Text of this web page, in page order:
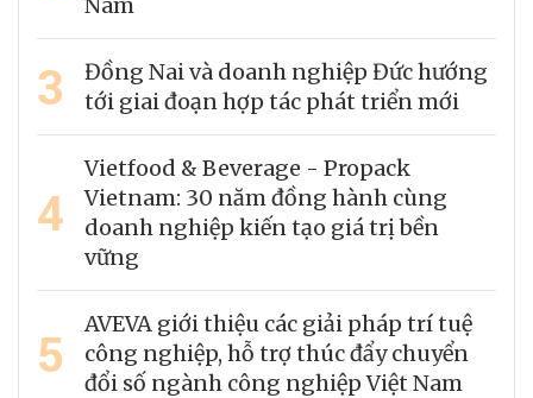
3
Đồng Nai và doanh nghiệp Đức hướng
tới giai đoạn hợp tác phát triển mới
4
Vietfood & Beverage - Propack
Vietnam: 30 năm đồng hành cùng
doanh nghiệp kiến tạo giá trị bền
vững
5
AVEVA giới thiệu các giải pháp trí tuệ
công nghiệp, hỗ trợ thúc đẩy chuyển
đổi số ngành công nghiệp Việt Nam